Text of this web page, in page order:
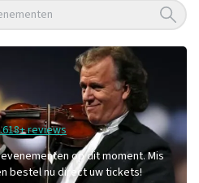
reviews
op dit moment. Mis
bestel nu direct uw tickets!